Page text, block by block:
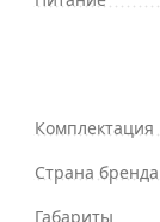
Комплектация
Страна бренда
Габариты